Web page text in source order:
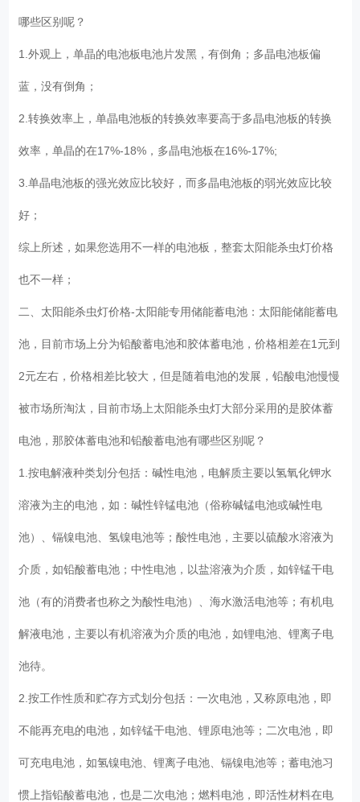
哪些区别呢？
1.外观上，单晶的电池板电池片发黑，有倒角；多晶电池板偏
蓝，没有倒角；
2.转换效率上，单晶电池板的转换效率要高于多晶电池板的转换
效率，单晶的在17%-18%，多晶电池板在16%-17%;
3.单晶电池板的强光效应比较好，而多晶电池板的弱光效应比较
好；
综上所述，如果您选用不一样的电池板，整套太阳能杀虫灯价格
也不一样；
二、太阳能杀虫灯价格-太阳能专用储能蓄电池：太阳能储能蓄电
池，目前市场上分为铅酸蓄电池和胶体蓄电池，价格相差在1元到
2元左右，价格相差比较大，但是随着电池的发展，铅酸电池慢慢
被市场所淘汰，目前市场上太阳能杀虫灯大部分采用的是胶体蓄
电池，那胶体蓄电池和铅酸蓄电池有哪些区别呢？
1.按电解液种类划分包括：碱性电池，电解质主要以氢氧化钾水
溶液为主的电池，如：碱性锌锰电池（俗称碱锰电池或碱性电
池）、镉镍电池、氢镍电池等；酸性电池，主要以硫酸水溶液为
介质，如铅酸蓄电池；中性电池，以盐溶液为介质，如锌锰干电
池（有的消费者也称之为酸性电池）、海水激活电池等；有机电
解液电池，主要以有机溶液为介质的电池，如锂电池、锂离子电
池待。
2.按工作性质和贮存方式划分包括：一次电池，又称原电池，即
不能再充电的电池，如锌锰干电池、锂原电池等；二次电池，即
可充电电池，如氢镍电池、锂离子电池、镉镍电池等；蓄电池习
惯上指铅酸蓄电池，也是二次电池；燃料电池，即活性材料在电